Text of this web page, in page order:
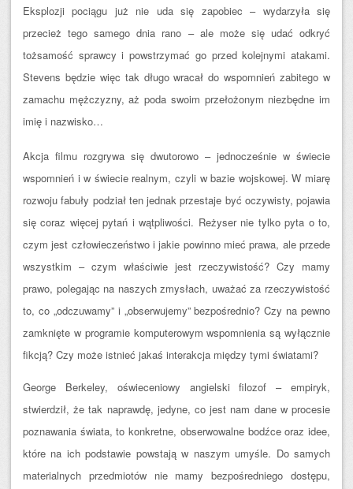
Eksplozji pociągu już nie uda się zapobiec – wydarzyła się
przecież tego samego dnia rano – ale może się udać odkryć
tożsamość sprawcy i powstrzymać go przed kolejnymi atakami.
Stevens będzie więc tak długo wracał do wspomnień zabitego w
zamachu mężczyzny, aż poda swoim przełożonym niezbędne im
imię i nazwisko…
Akcja filmu rozgrywa się dwutorowo – jednocześnie w świecie
wspomnień i w świecie realnym, czyli w bazie wojskowej. W miarę
rozwoju fabuły podział ten jednak przestaje być oczywisty, pojawia
się coraz więcej pytań i wątpliwości. Reżyser nie tylko pyta o to,
czym jest człowieczeństwo i jakie powinno mieć prawa, ale przede
wszystkim – czym właściwie jest rzeczywistość? Czy mamy
prawo, polegając na naszych zmysłach, uważać za rzeczywistość
to, co „odczuwamy” i „obserwujemy” bezpośrednio? Czy na pewno
zamknięte w programie komputerowym wspomnienia są wyłącznie
fikcją? Czy może istnieć jakaś interakcja między tymi światami?
George Berkeley, oświeceniowy angielski filozof – empiryk,
stwierdził, że tak naprawdę, jedyne, co jest nam dane w procesie
poznawania świata, to konkretne, obserwowalne bodźce oraz idee,
które na ich podstawie powstają w naszym umyśle. Do samych
materialnych przedmiotów nie mamy bezpośredniego dostępu,